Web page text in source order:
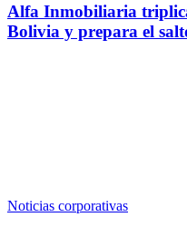
Alfa Inmobiliaria
Bolivia y prepara el
Noticias corporativas